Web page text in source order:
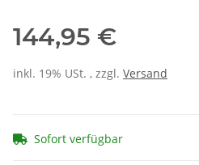
144,95 €
inkl. 19% USt. , zzgl. Versand
Sofort verfügbar